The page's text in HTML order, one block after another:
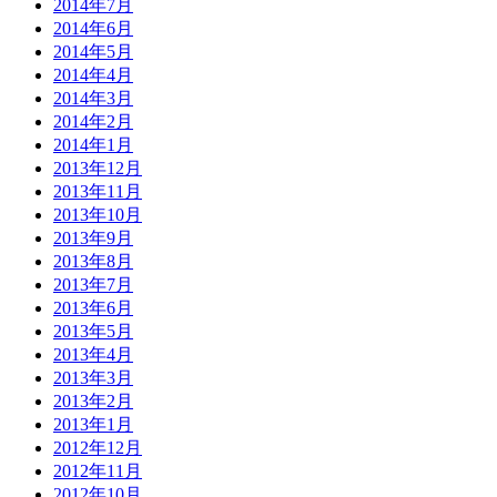
2014年7月
2014年6月
2014年5月
2014年4月
2014年3月
2014年2月
2014年1月
2013年12月
2013年11月
2013年10月
2013年9月
2013年8月
2013年7月
2013年6月
2013年5月
2013年4月
2013年3月
2013年2月
2013年1月
2012年12月
2012年11月